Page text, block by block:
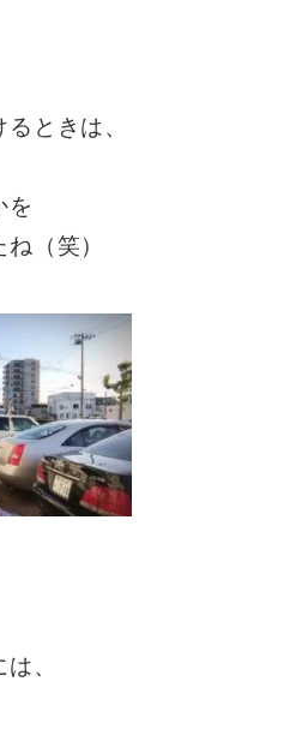
ときは、
を
（笑）
、